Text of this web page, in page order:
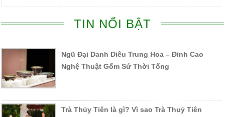
TIN NỔI BẬT
Ngũ Đại Danh Diêu Trung Hoa – Đỉnh Cao
Nghệ Thuật Gốm Sứ Thời Tống
Trà Thủy Tiên là gì? Vì sao Trà Thuỷ Tiên